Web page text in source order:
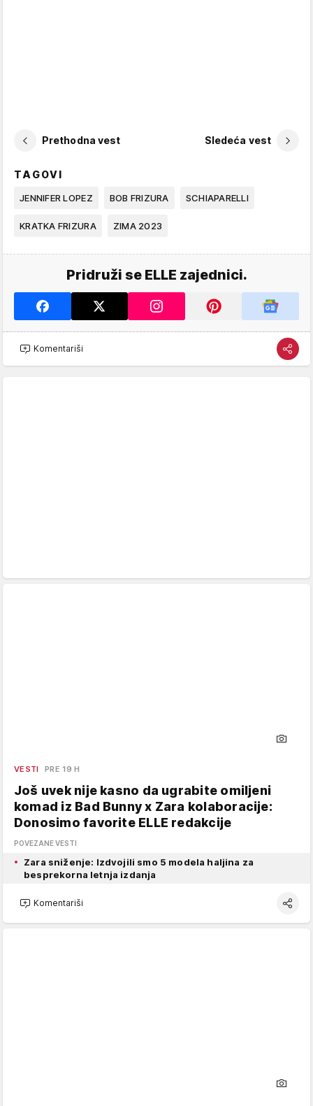
Prethodna vest Sledeća vest
TAGOVI
JENNIFER LOPEZ BOB FRIZURA SCHIAPARELLI
KRATKA FRIZURA ZIMA 2023
Pridruži se ELLE zajednici.
Komentariši
VESTI PRE 19 H
Još uvek nije kasno da ugrabite omiljeni
komad iz Bad Bunny x Zara kolaboracije:
Donosimo favorite ELLE redakcije
POVEZANE VESTI
Zara sniženje: Izdvojili smo 5 modela haljina za
besprekorna letnja izdanja
Komentariši